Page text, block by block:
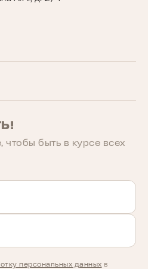
чтобы быть в курcе всех
персональных данных в